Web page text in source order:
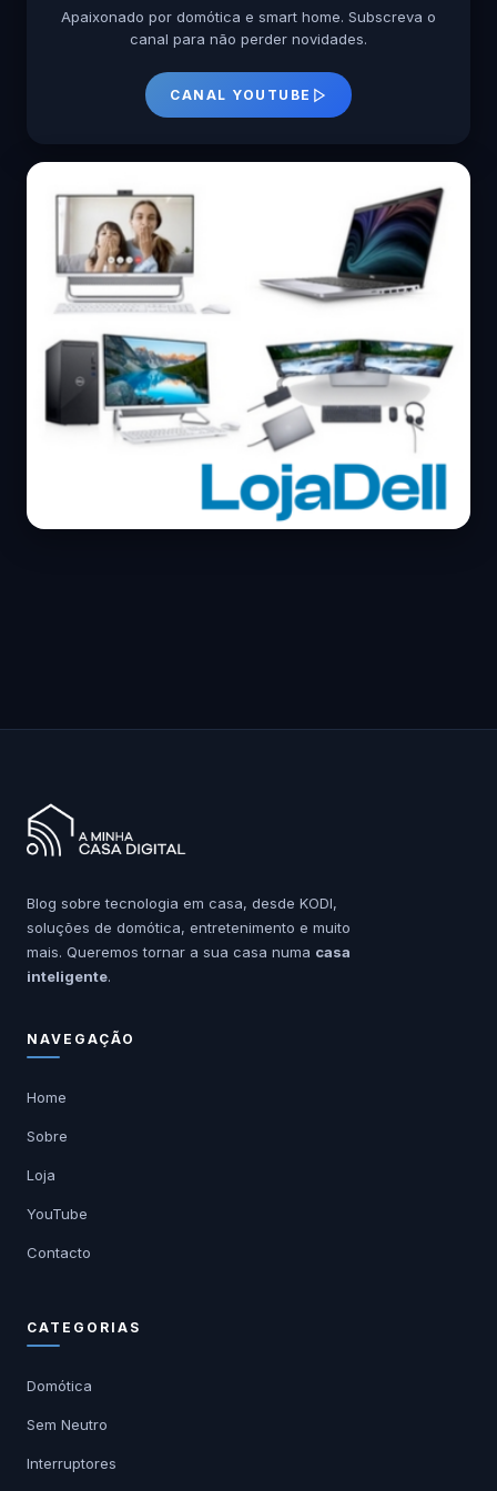
Apaixonado por domótica e smart home. Subscreva o
canal para não perder novidades.
CANAL YOUTUBE
Blog sobre tecnologia em casa, desde KODI,
soluções de domótica, entretenimento e muito
mais. Queremos tornar a sua casa numa casa
inteligente.
NAVEGAÇÃO
Home
Sobre
Loja
YouTube
Contacto
CATEGORIAS
Domótica
Sem Neutro
Interruptores